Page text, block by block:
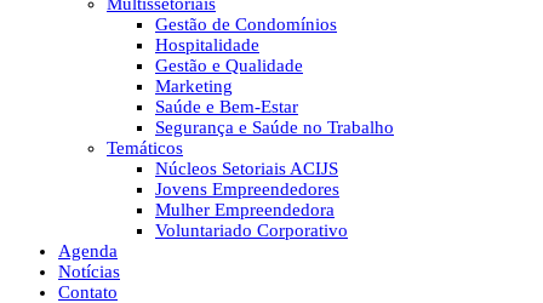
Gestão de Condomínios
Hospitalidade
Gestão e Qualidade
Marketing
Saúde e Bem-Estar
Segurança e Saúde no Trabalho
Temáticos
Núcleos Setoriais ACIJS
Jovens Empreendedores
Mulher Empreendedora
Voluntariado Corporativo
Agenda
Notícias
Contato